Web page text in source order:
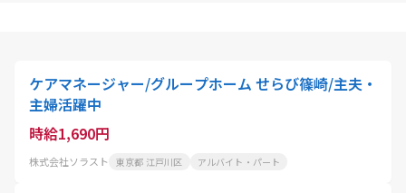
ケアマネージャー/グループホーム せらび篠崎/主夫・
主婦活躍中
時給1,690円
株式会社ソラスト 東京都 江戸川区 アルバイト・パート